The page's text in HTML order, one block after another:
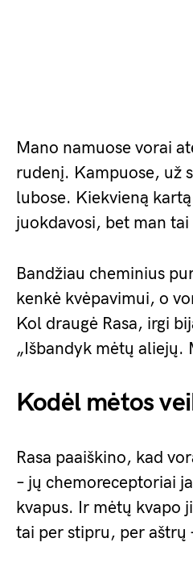
Mano namuose vorai
rudenį. Kampuose, už
lubose. Kiekvieną
juokdavosi, bet man
Bandžiau cheminius
kenkė kvėpavimui, o
Kol draugė Rasa, irgi
„Išbandyk mėtų aliejų.
Kodėl mėtos
Rasa paaiškino, kad
– jų chemoreceptoriai
kvapus. Ir mėtų kvapo
tai per stipru, per aštrų